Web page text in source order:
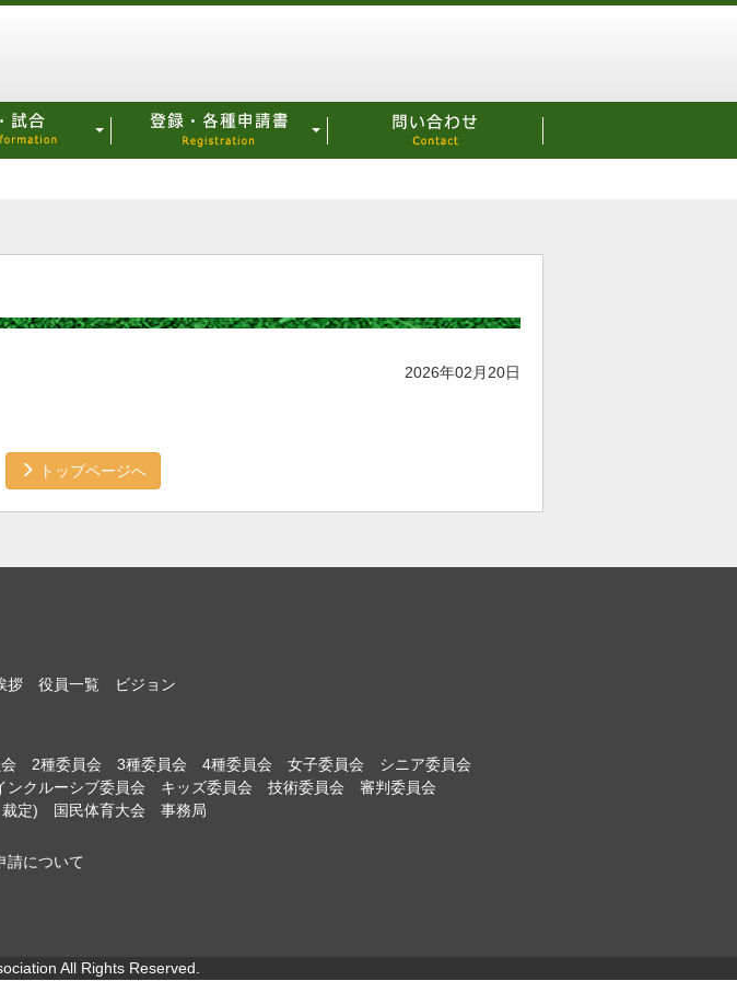
2026年02月20日
トップページへ
拶 役員一覧
ビジョン
2種委員会 3種委員会 4種委員会 女子委員会
シニア委員会
ンクルーシブ委員会 キッズ委員会 技術委員会
審判委員会
定)
国民体育大会
事務局
請について
All Rights Reserved.